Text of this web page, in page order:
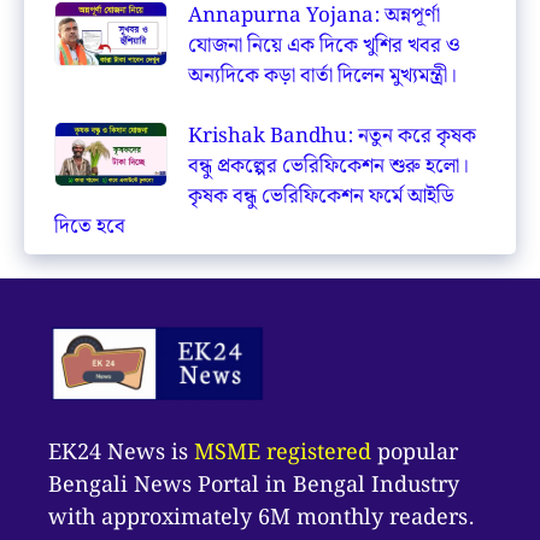
Annapurna Yojana: অন্নপূর্ণা
যোজনা নিয়ে এক দিকে খুশির খবর ও
অন্যদিকে কড়া বার্তা দিলেন মুখ্যমন্ত্রী।
Krishak Bandhu: নতুন করে কৃষক
বন্ধু প্রকল্পের ভেরিফিকেশন শুরু হলো।
কৃষক বন্ধু ভেরিফিকেশন ফর্মে আইডি
দিতে হবে
EK24 News isMSME registeredpopular
Bengali News Portal in Bengal Industry
with approximately 6M monthly readers.